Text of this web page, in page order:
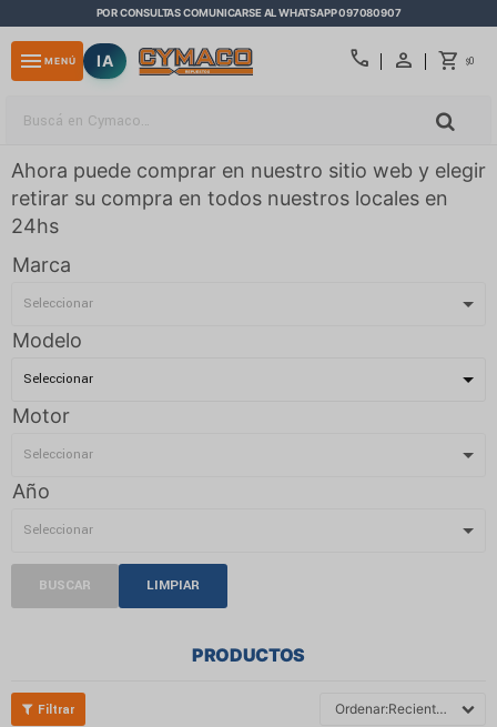
POR CONSULTAS COMUNICARSE AL WHATSAPP 097080907
call $0
menu MENÚ IA
Ahora puede comprar en nuestro sitio web y elegir
retirar su compra en todos nuestros locales en
24hs
Marca
Modelo
Motor
Año
BUSCAR LIMPIAR
PRODUCTOS
Recientes
close